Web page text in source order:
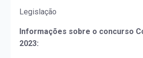
Legislação
Informações sobre o concurso
2023: